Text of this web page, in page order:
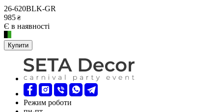
26-620BLK-GR
985 ₴
Є в наявності
Купити
Режим роботи